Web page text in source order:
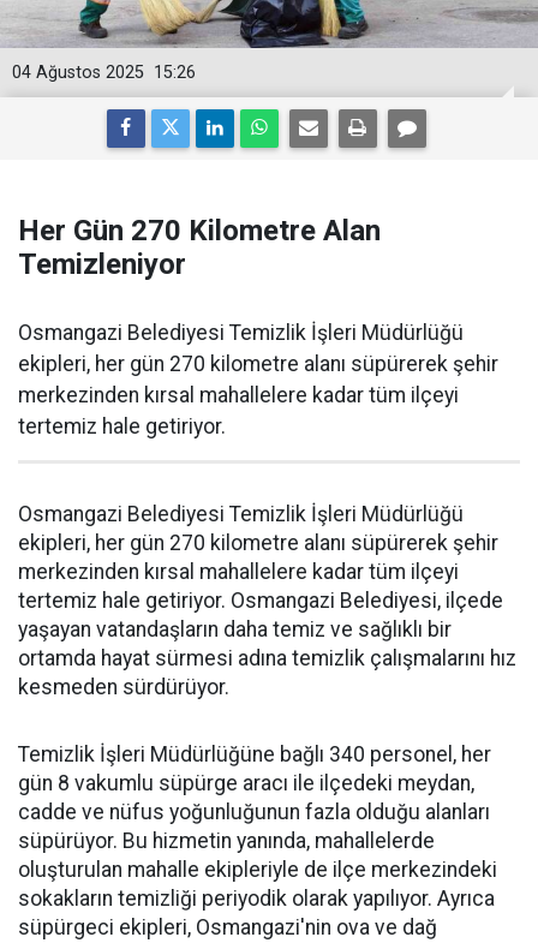
15:26
04 Ağustos 2025
Her Gün 270 Kilometre Alan
Temizleniyor
Osmangazi Belediyesi Temizlik İşleri Müdürlüğü
ekipleri, her gün 270 kilometre alanı süpürerek şehir
merkezinden kırsal mahallelere kadar tüm ilçeyi
tertemiz hale getiriyor.
Osmangazi Belediyesi Temizlik İşleri Müdürlüğü
ekipleri, her gün 270 kilometre alanı süpürerek şehir
merkezinden kırsal mahallelere kadar tüm ilçeyi
tertemiz hale getiriyor. Osmangazi Belediyesi, ilçede
yaşayan vatandaşların daha temiz ve sağlıklı bir
ortamda hayat sürmesi adına temizlik çalışmalarını hız
kesmeden sürdürüyor.
Temizlik İşleri Müdürlüğüne bağlı 340 personel, her
gün 8 vakumlu süpürge aracı ile ilçedeki meydan,
cadde ve nüfus yoğunluğunun fazla olduğu alanları
süpürüyor. Bu hizmetin yanında, mahallelerde
oluşturulan mahalle ekipleriyle de ilçe merkezindeki
sokakların temizliği periyodik olarak yapılıyor. Ayrıca
süpürgeci ekipleri, Osmangazi'nin ova ve dağ